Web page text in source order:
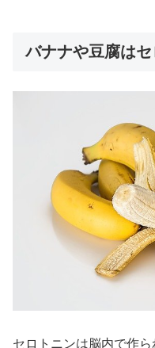
バナナや豆腐は
セロトニンは脳内で作